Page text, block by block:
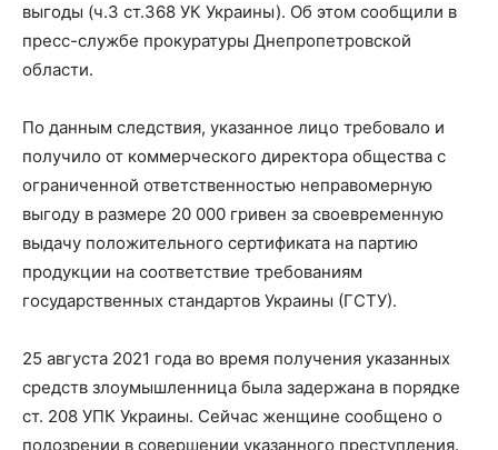
выгоды (ч.3 ст.368 УК Украины). Об этом сообщили в
пресс-службе прокуратуры Днепропетровской
области.
По данным следствия, указанное лицо требовало и
получило от коммерческого директора общества с
ограниченной ответственностью неправомерную
выгоду в размере 20 000 гривен за своевременную
выдачу положительного сертификата на партию
продукции на соответствие требованиям
государственных стандартов Украины (ГСТУ).
25 августа 2021 года во время получения указанных
средств злоумышленница была задержана в порядке
ст. 208 УПК Украины. Сейчас женщине сообщено о
подозрении в совершении указанного преступления.